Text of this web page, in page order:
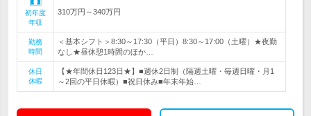
初年度
年収
310万円～340万円
勤務
時間
＜基本シフト＞8:30～17:30（平日）8:30～17:00（土曜）★夜勤
なし★昼休憩1時間のほか…
休日
休暇
【★年間休日123日★】■週休2日制（隔週土曜・毎週日曜・月1
～2回の平日休暇）■祝日休み■年末年始…